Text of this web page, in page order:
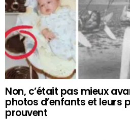
Non, c’était pas mieux
photos d’enfants et leurs
prouvent